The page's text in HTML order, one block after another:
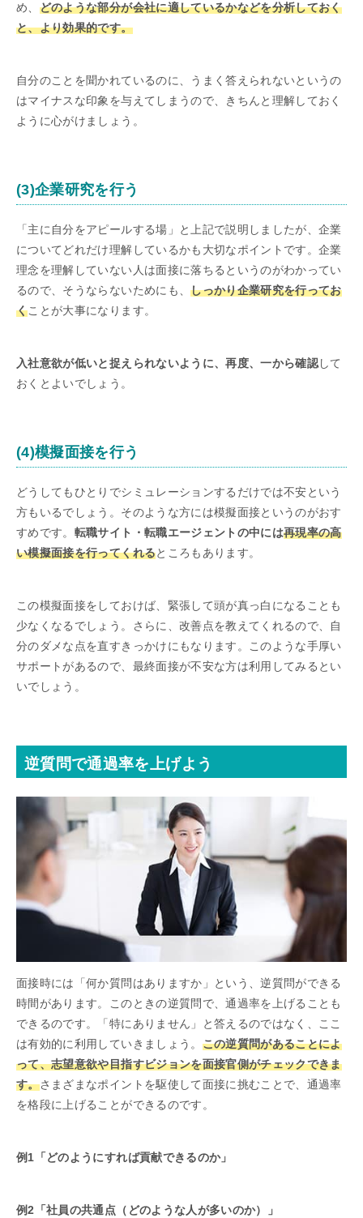
め、 どのような部分が会社に適しているかなどを分析しておく
と、より効果的です。
自分のことを聞かれているのに、うまく答えられないというの
はマイナスな印象を与えてしまうので、きちんと理解しておく
ように心がけましょう。
(3)企業研究を行う
「主に自分をアピールする場」と上記で説明しましたが、企業
についてどれだけ理解しているかも大切なポイントです。企業
理念を理解していない人は面接に落ちるというのがわかってい
るので、そうならないためにも、しっかり企業研究を行ってお
くことが大事になります。
入社意欲が低いと捉えられないように、再度、一から確認して
おくとよいでしょう。
(4)模擬面接を行う
どうしてもひとりでシミュレーションするだけでは不安という
方もいるでしょう。そのような方には模擬面接というのがおす
すめです。 転職サイト・転職エージェントの中には再現率の高
い模擬面接を行ってくれるところもあります。
この模擬面接をしておけば、緊張して頭が真っ白になることも
少なくなるでしょう。さらに、改善点を教えてくれるので、自
分のダメな点を直すきっかけにもなります。このような手厚い
サポートがあるので、最終面接が不安な方は利用してみるとい
いでしょう。
逆質問で通過率を上げよう
面接時には「何か質問はありますか」という、逆質問ができる
時間があります。このときの逆質問で、通過率を上げることも
できるのです。「特にありません」と答えるのではなく、ここ
は有効的に利用していきましょう。 この逆質問があることによ
って、志望意欲や目指すビジョンを面接官側がチェックできま
す。さまざまなポイントを駆使して面接に挑むことで、通過率
を格段に上げることができるのです。
例1「どのようにすれば貢献できるのか」
例2「社員の共通点（どのような人が多いのか）」